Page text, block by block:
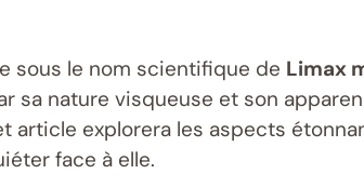
sous le nom scientifique de Limax
sa nature visqueuse et son
article explorera les aspects
face à elle.